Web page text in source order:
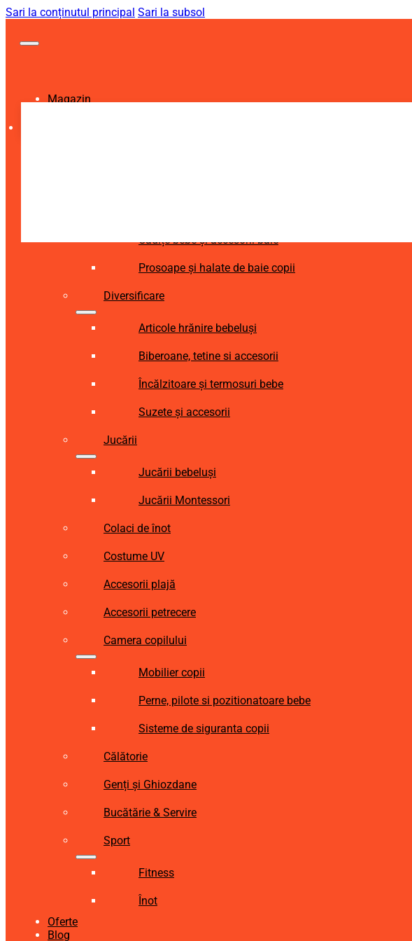
Sari la conținutul principal Sari la subsol
Magazin
Cădițe bebe și accesorii baie
Prosoape și halate de baie copii
Diversificare
Articole hrănire bebeluși
Biberoane, tetine si accesorii
Încălzitoare și termosuri bebe
Suzete și accesorii
Jucării
Jucării bebeluși
Jucării Montessori
Colaci de înot
Costume UV
Accesorii plajă
Accesorii petrecere
Camera copilului
Mobilier copii
Perne, pilote si pozitionatoare bebe
Sisteme de siguranta copii
Călătorie
Genți și Ghiozdane
Bucătărie & Servire
Sport
Fitness
Înot
Oferte
Blog